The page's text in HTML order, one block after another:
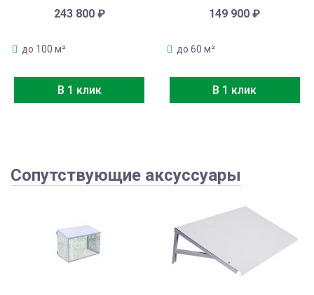
243 800 ₽
до 100 м²
В 1 клик
149 900₽
до 60 м²
В 1 клик
Сопутствующие аксуссуары